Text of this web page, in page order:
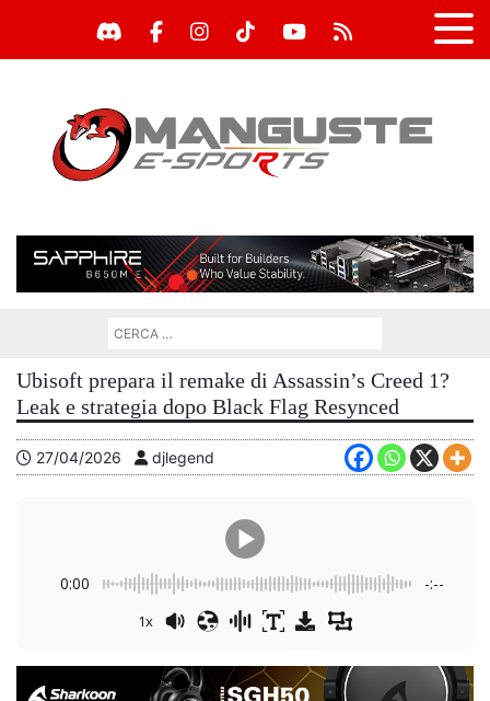
Ubisoft prepara il remake di Assassin’s Creed 1?
Leak e strategia dopo Black Flag Resynced
27/04/2026 djlegend
0:00 -:--
1x